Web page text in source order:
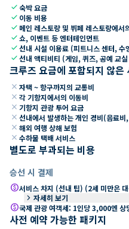
check숙박 요금
check 이동 비용
check 메인 레스토랑 및 뷔페 레스토랑에서
check쇼, 이벤트 등 엔터테인먼트
check선내 시설 이용료 (피트니스 센터,
check선내 액티비티 (게임, 퀴즈, 공예 교
크루즈 요금에 포함되지 않은
close 자택 ~ 항구까지의 교통비
close 각 기항지에서의 이동비
close 기항지 관광 투어 요금
close 선내에서 발생하는 개인 경비(음료
close 해외 여행 상해 보험
close 수하물 택배 서비스
별도로 부과되는 비용
승선 시 결제
paid서비스 차지 (선내 팁) (2세 미만은
keyboard_arrow_right 자세히 보기
paid국제 관광 여객세: 1인당 3,000엔
사전 예약 가능한 패키지